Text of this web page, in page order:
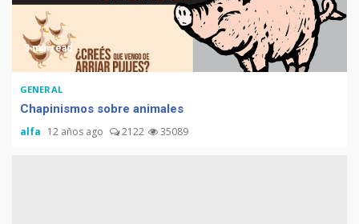
3 min read
GENERAL
Chapinismos sobre animales
alfa 12 años ago 2122 35089
Duolingo la App más
descargada para educación
Tenor guatemalteco gana
concurso de Plácido Domingo